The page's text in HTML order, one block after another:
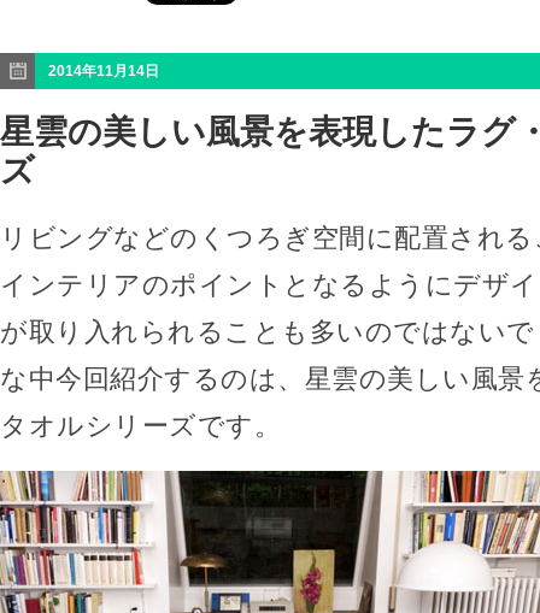
2014年11月14日
星雲の美しい風景を表現したラグ
ズ
リビングなどのくつろぎ空間に配置され
インテリアのポイントとなるようにデザ
が取り入れられることも多いのではない
な中今回紹介するのは、星雲の美しい風景
タオルシリーズです。